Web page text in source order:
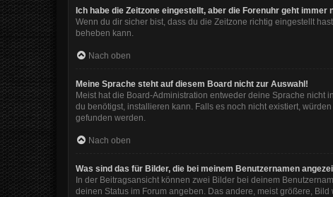
Ich habe die Zeitzone eingestellt, aber die Forenuhr geht immer
Wenn du dir sicher bist, dass du die Zeitzone richtig eingestellt
beheben kann.
Nach oben
Meine Sprache steht auf diesem Board nicht zur Auswahl!
Meist hat die Board-Administration entweder deine Sprache nicht
du benötigst, installieren kann. Falls es noch nicht existiert,
gefunden werden.
Nach oben
Was sind das für Bilder, die bei meinem Benutzernamen
In der Beitragsansicht können zwei Bilder bei deinem
deinen Status im Forum angeben. Das andere, meist größere,